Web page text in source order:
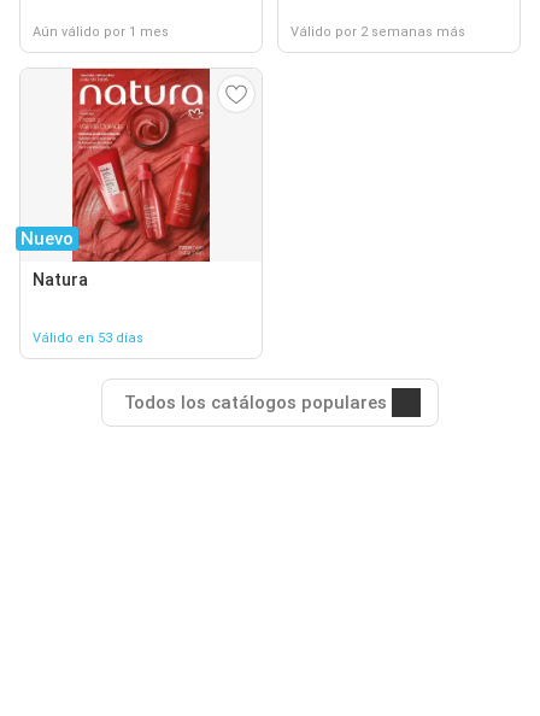
Aún válido por 1 mes Válido por 2 semanas más
Nuevo
Natura
Válido en 53 días
Todos los catálogos populares